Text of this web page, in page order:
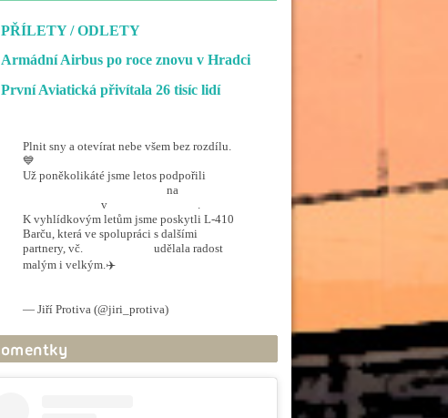
PŘÍLETY / ODLETY
Armádní Airbus po roce znovu v Hradci
První Aviatická přivítala 26 tisíc lidí
Plnit sny a otevírat nebe všem bez rozdílu.
💙
Už poněkolikáté jsme letos podpořili
na
v
.
K vyhlídkovým letům jsme poskytli L-410
Barču, která ve spolupráci s dalšími
partnery, vč.
udělala radost
malým i velkým.✈️
— Jiří Protiva (@jiri_protiva)